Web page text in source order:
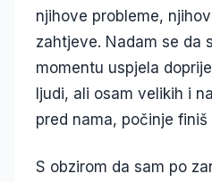
njihove probleme,
zahtjeve. Nadam se da
momentu uspjela
ljudi, ali osam velikih i
pred nama, počinje finiš
S obzirom da sam po